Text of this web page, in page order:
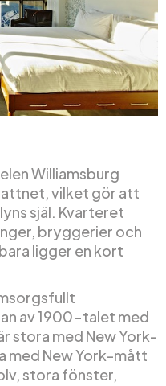
Williamsburg
vilket gör att
själ. Kvarteret
bryggerier och
ligger en kort
av 1900-talet med
stora med New York-
med New York-mått
stora fönster,